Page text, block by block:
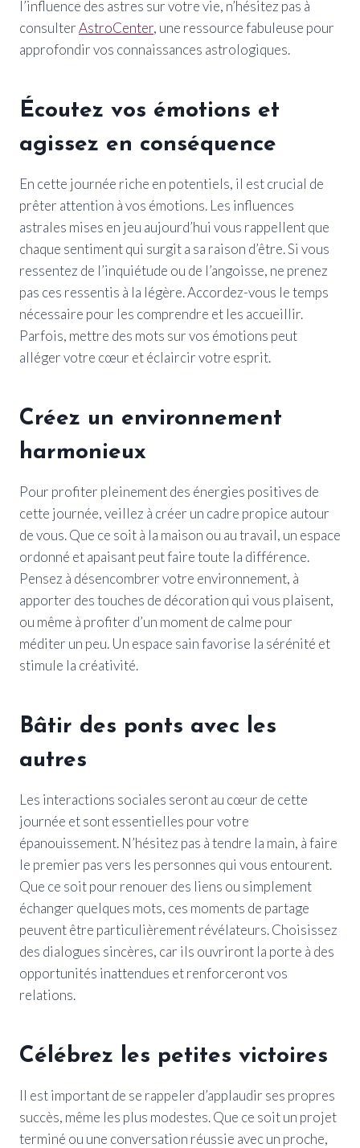
l’influence des astres sur votre vie, n’hésitez pas à
consulterAstroCenter, une ressource fabuleuse pour
approfondir vos connaissances astrologiques.
Écoutez vos émotions et
agissez en conséquence
En cette journée riche en potentiels, il est crucial de
prêter attention à vos émotions. Les influences
astrales mises en jeu aujourd’hui vous rappellent que
chaque sentiment qui surgit a sa raison d’être. Si vous
ressentez de l’inquiétude ou de l’angoisse, ne prenez
pas ces ressentis à la légère. Accordez-vous le temps
nécessaire pour les comprendre et les accueillir.
Parfois, mettre des mots sur vos émotions peut
alléger votre cœur et éclaircir votre esprit.
Créez un environnement
harmonieux
Pour profiter pleinement des énergies positives de
cette journée, veillez à créer un cadre propice autour
de vous. Que ce soit à la maison ou au travail, un espace
ordonné et apaisant peut faire toute la différence.
Pensez à désencombrer votre environnement, à
apporter des touches de décoration qui vous plaisent,
ou même à profiter d’un moment de calme pour
méditer un peu. Un espace sain favorise la sérénité et
stimule la créativité.
Bâtir des ponts avec les
autres
Les interactions sociales seront au cœur de cette
journée et sont essentielles pour votre
épanouissement. N’hésitez pas à tendre la main, à faire
le premier pas vers les personnes qui vous entourent.
Que ce soit pour renouer des liens ou simplement
échanger quelques mots, ces moments de partage
peuvent être particulièrement révélateurs. Choisissez
des dialogues sincères, car ils ouvriront la porte à des
opportunités inattendues et renforceront vos
relations.
Célébrez les petites victoires
Il est important de se rappeler d’applaudir ses propres
succès, même les plus modestes. Que ce soit un projet
terminé ou une conversation réussie avec un proche,